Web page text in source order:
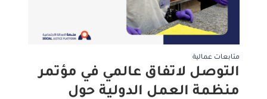
متابعات عمالية
التوصل لاتفاق عالمي في مؤتمر
منظمة العمل الدولية حول